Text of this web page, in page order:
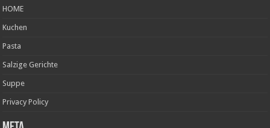
HOME
Kuchen
Pasta
Salzige Gerichte
Suppe
Privacy Policy